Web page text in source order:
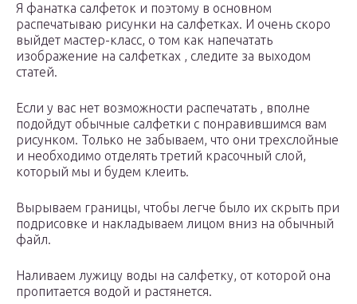
Я фанатка салфеток и поэтому в основном
распечатываю рисунки на салфетках. И очень скоро
выйдет мастер-класс, о том как напечатать
изображение на салфетках , следите за выходом
статей.
Если у вас нет возможности распечатать , вполне
подойдут обычные салфетки с понравившимся вам
рисунком. Только не забываем, что они трехслойные
и необходимо отделять третий красочный слой,
который мы и будем клеить.
Вырываем границы, чтобы легче было их скрыть при
подрисовке и накладываем лицом вниз на обычный
файл.
Наливаем лужицу воды на салфетку, от которой она
пропитается водой и растянется.